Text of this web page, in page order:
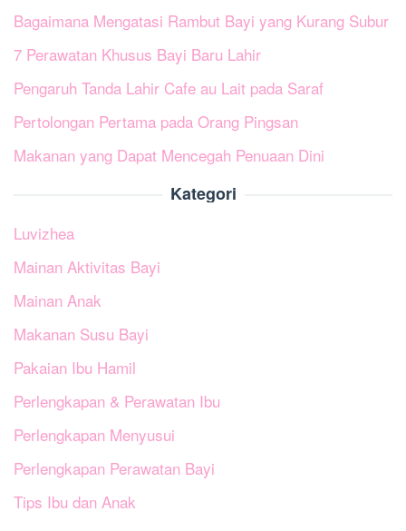
Bagaimana Mengatasi Rambut Bayi yang Kurang Subur
7 Perawatan Khusus Bayi Baru Lahir
Pengaruh Tanda Lahir Cafe au Lait pada Saraf
Pertolongan Pertama pada Orang Pingsan
Makanan yang Dapat Mencegah Penuaan Dini
Kategori
Luvizhea
Mainan Aktivitas Bayi
Mainan Anak
Makanan Susu Bayi
Pakaian Ibu Hamil
Perlengkapan & Perawatan Ibu
Perlengkapan Menyusui
Perlengkapan Perawatan Bayi
Tips Ibu dan Anak